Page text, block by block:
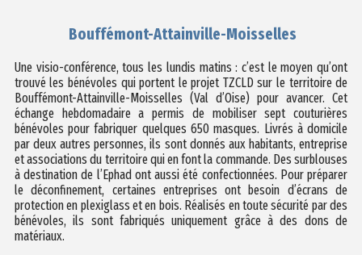
Bouffémont-Attainville-Moisselles
Une visio-conférence, tous les lundis matins : c’est le moyen qu’ont
trouvé les bénévoles qui portent le projet TZCLD sur le territoire de
Bouffémont-Attainville-Moisselles (Val d’Oise) pour avancer. Cet
échange hebdomadaire a permis de mobiliser sept couturières
bénévoles pour fabriquer quelques 650 masques. Livrés à domicile
par deux autres personnes, ils sont donnés aux habitants, entreprise
et associations du territoire qui en font la commande. Des surblouses
à destination de l’Ephad ont aussi été confectionnées. Pour préparer
le déconfinement, certaines entreprises ont besoin d’écrans de
protection en plexiglass et en bois. Réalisés en toute sécurité par des
bénévoles, ils sont fabriqués uniquement grâce à des dons de
matériaux.